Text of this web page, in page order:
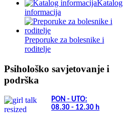
Katalog
informacija
Preporuke za bolesnike i
roditelje
Psihološko savjetovanje i
podrška
PON - UTO:
08.30 - 12.30 h